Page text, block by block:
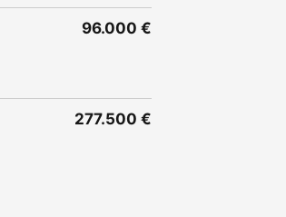
96.000 €
277.500 €